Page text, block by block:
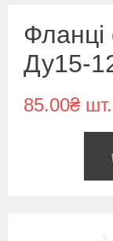
Фланці
Ду15-
85.00₴ шт.